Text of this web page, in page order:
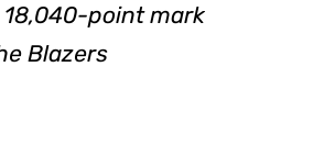
point mark
Blazers